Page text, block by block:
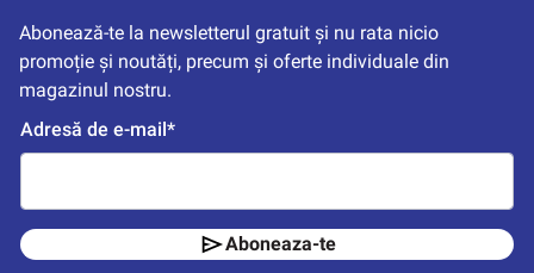
Abonează-te la newsletterul gratuit și nu rata nicio
promoție și noutăți, precum și oferte individuale din
magazinul nostru.
Adresă de e-mail*
Aboneaza-te